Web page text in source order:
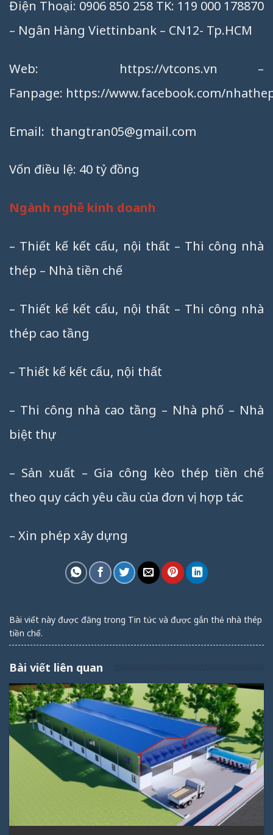
Điện Thoại: 0906 850 258 TK: 119 000 178870
– Ngân Hàng Viettinbank – CN12- Tp.HCM
Web: https://vtcons.vn –
Fanpage: https://www.facebook.com/
Email: thangtran05@gmail.com
Vốn điều lệ: 40 tỷ đồng
Ngành nghề kinh doanh
– Thiết kế kết cấu, nội thất – Thi công nhà
thép – Nhà tiền chế
– Thiết kế kết cấu, nội thất – Thi công nhà
thép cao tầng
– Thiết kế kết cấu, nội thất
– Thi công nhà cao tầng – Nhà phố – Nhà
biệt thự
– Sản xuất – Gia công kèo thép tiền chế
theo quy cách yêu cầu của đơn vị hợp tác
– Xin phép xây dựng
Bài viết này được đăng trong Tin tức và được gắn thẻ nhà thép
tiền chế.
Bài viết liên quan